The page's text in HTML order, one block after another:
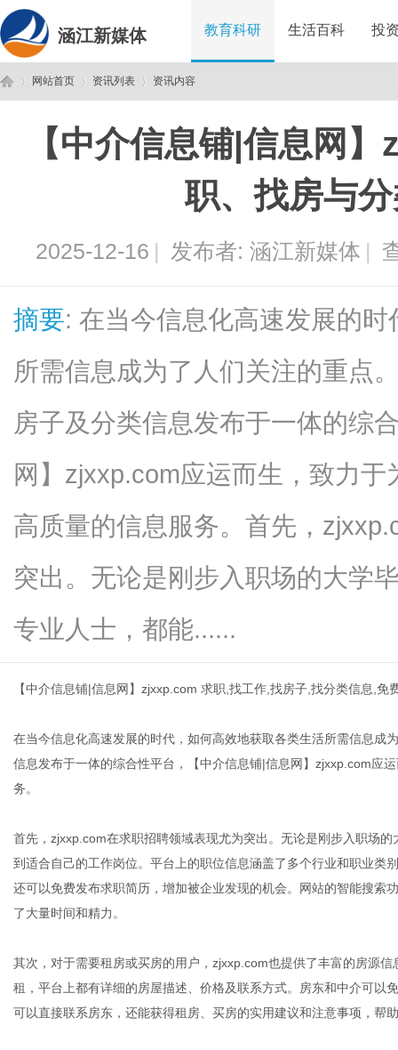
涵江新媒体 教育科研 生活百科 投
网站首页
›
资讯列表
›
资讯内容
【中介信息铺|信息网
职、找房与
2025-12-16 | 发布者: 涵江新媒体 |
摘要: 在当今信息化高速发展的
所需信息成为了人们关注的重点
房子及分类信息发布于一体的综
网】zjxxp.com应运而生，致力
高质量的信息服务。首先，
突出。无论是刚步入职场的大学
专业人士，都能......
【中介信息铺|信息网】zjxxp.com 求职,找工作,找房子,找分类信息,免
在当今信息化高速发展的时代，如何高效地获取各类生活所需信息成
信息发布于一体的综合性平台，【中介信息铺|信息网】zjxxp.com应
务。
首先，zjxxp.com在求职招聘领域表现尤为突出。无论是刚步入职场
到适合自己的工作岗位。平台上的职位信息涵盖了多个行业和职业类
还可以免费发布求职简历，增加被企业发现的机会。网站的智能搜索
了大量时间和精力。
其次，对于需要租房或买房的用户，zjxxp.com也提供了丰富的房源
租，平台上都有详细的房屋描述、价格及联系方式。房东和中介可以
可以直接联系房东，还能获得租房、买房的实用建议和注意事项，帮